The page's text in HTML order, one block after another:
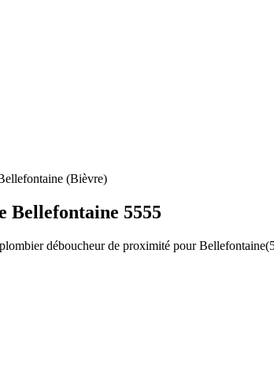
(Bièvre)
Bellefontaine 5555
déboucheur de proximité pour